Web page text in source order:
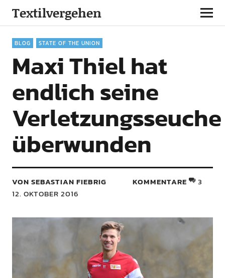
Textilvergehen
BLOG STATE OF THE UNION
Maxi Thiel hat
endlich seine
Verletzungsseuche
überwunden
VON SEBASTIAN FIEBRIG
12. OKTOBER 2016
KOMMENTARE 3